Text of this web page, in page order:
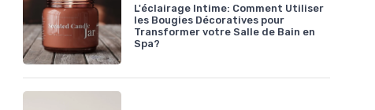
L'éclairage Intime: Comment Utiliser
les Bougies Décoratives pour
Transformer votre Salle de Bain en
Spa?